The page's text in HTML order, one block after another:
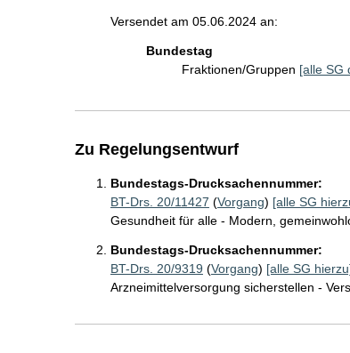
Versendet am 05.06.2024 an:
Bundestag
Fraktionen/Gruppen [alle SG
Zu Regelungsentwurf
Bundestags-Drucksachennummer:
BT-Drs. 20/11427 (Vorgang) [alle SG
Gesundheit für alle - Modern,
Bundestags-Drucksachennummer:
BT-Drs. 20/9319 (Vorgang) [alle SG
Arzneimittelversorgung sicherstellen -